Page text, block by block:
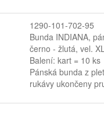
1290-101-702-95
Bunda INDIANA,
černo - žlutá, vel. XL
Balení: kart = 10 ks
Pánská bunda z
rukávy ukončeny